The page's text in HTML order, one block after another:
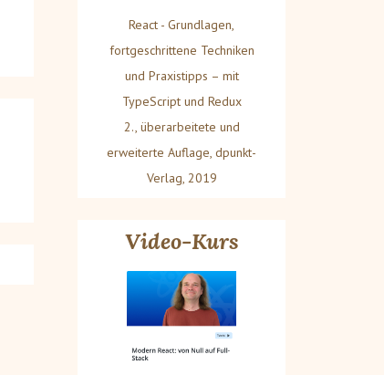
React - Grundlagen,
fortgeschrittene Techniken
und Praxistipps – mit
TypeScript und Redux
2., überarbeitete und
erweiterte Auflage, dpunkt-
Verlag, 2019
Video-Kurs